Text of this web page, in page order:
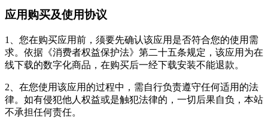
应用购买及使用协议
1、您在购买应用前，须要先确认该应用是否符合您的使用需
求。依据《消费者权益保护法》第二十五条规定，该应用为在
线下载的数字化商品，在购买后一经下载安装不能退款。
2、在您使用该应用的过程中，需自行负责遵守任何适用的法
律。如有侵犯他人权益或是触犯法律的，一切后果自负，本站
不承担任何责任。